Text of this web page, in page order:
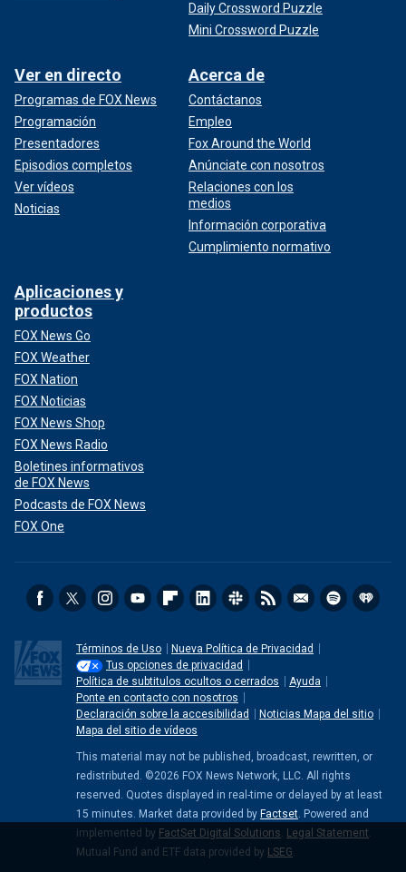
Daily Crossword Puzzle
Mini Crossword Puzzle
Ver en directo
Programas de FOX News
Programación
Presentadores
Episodios completos
Ver vídeos
Noticias
Acerca de
Contáctanos
Empleo
Fox Around the World
Anúnciate con nosotros
Relaciones con los
medios
Información corporativa
Cumplimiento normativo
Aplicaciones y
productos
FOX News Go
FOX Weather
FOX Nation
FOX Noticias
FOX News Shop
FOX News Radio
Boletines informativos
de FOX News
Podcasts de FOX News
FOX One
Términos de Uso
Nueva Política de Privacidad
Tus opciones de privacidad
Política de subtitulos ocultos o cerrados
Ayuda
Ponte en contacto con nosotros
Declaración sobre la accesibilidad
Noticias Mapa del sitio
Mapa del sitio de vídeos
This material may not be published, broadcast, rewritten, or
redistributed. ©2026 FOX News Network, LLC. All rights
reserved. Quotes displayed in real-time or delayed by at least
15 minutes. Market data provided by Factset. Powered and
implemented by FactSet Digital Solutions. Legal Statement.
Mutual Fund and ETF data provided by LSEG.